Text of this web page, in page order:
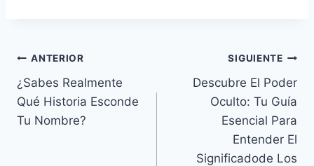
Navegación
de
entradas
ANTERIOR
¿Sabes Realmente
Qué Historia Esconde
Tu Nombre?
SIGUIENTE
Descubre El Poder
Oculto: Tu Guía
Esencial Para
Entender El
Significadode Los